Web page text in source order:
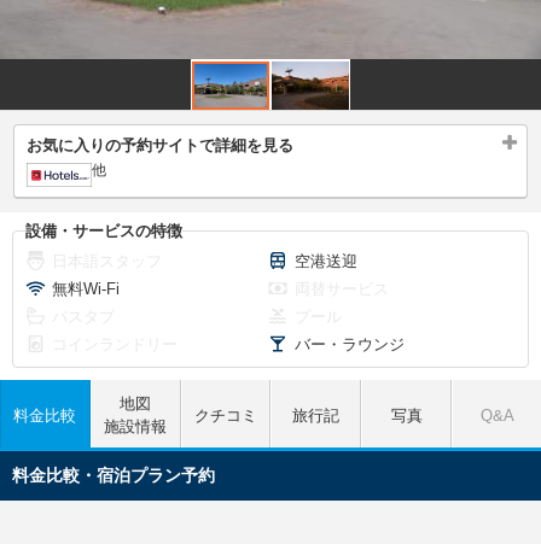
お気に入りの予約サイトで詳細を見る
他
設備・サービスの特徴
空港送迎
無料Wi-Fi
バー・ラウンジ
料金比較
地図
施設情報
クチコミ 旅行記 写真 Q&A
料金比較・宿泊プラン予約